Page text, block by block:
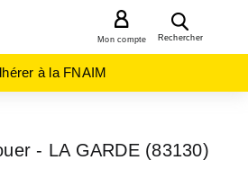
Rechercher
Mon compte
à la FNAIM
- LA GARDE (83130)